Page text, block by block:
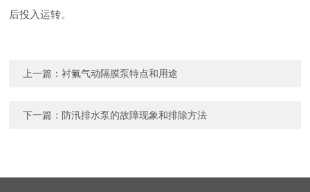
后投入运转。
上一篇：衬氟气动隔膜泵特点和用途
下一篇： 防汛排水泵的故障现象和排除方法